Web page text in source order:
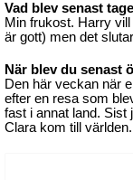
Vad blev senast
Min frukost. Harry
är gott) men det
När blev du senast
Den här veckan när
efter en resa som
fast i annat land. Sist
Clara kom till världen.